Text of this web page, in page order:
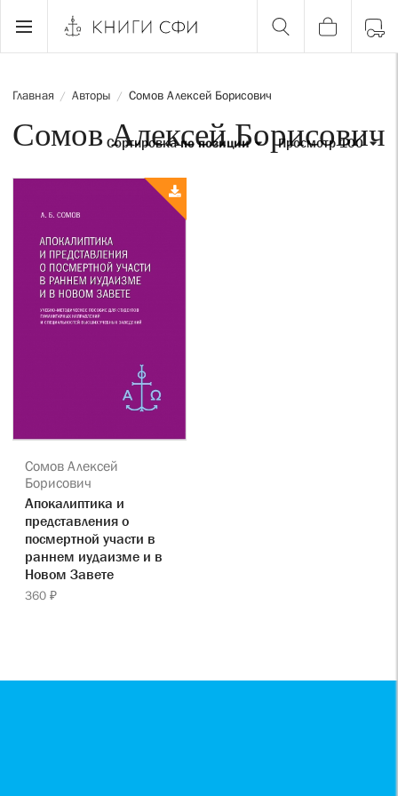
Главная / Авторы / Сомов Алексей Борисович
Сомов Алексей Борисович
Просмотр 100
Сортировкапо позиции
Сомов Алексей
Борисович
Апокалиптика и
представления о
посмертной участи в
раннем иудаизме и в
Новом Завете
360 ₽